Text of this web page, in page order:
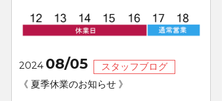
2024 08/05
スタッフブログ
《 夏季休業のお知らせ 》